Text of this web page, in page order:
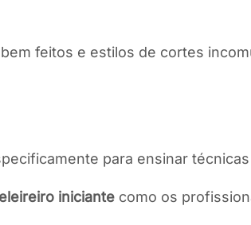
feitos e estilos de cortes
para ensinar
iniciante como os